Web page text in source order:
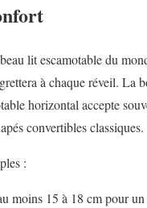
lit escamotable du
à chaque réveil. La
horizontal accepte
convertibles classiques.
:
moins 15 à 18 cm pour